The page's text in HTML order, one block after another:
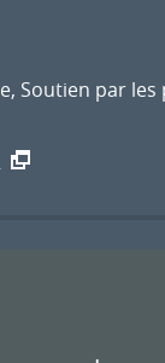
, Soutien par les